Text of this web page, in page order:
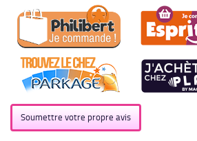
Soumettre votre propre avis